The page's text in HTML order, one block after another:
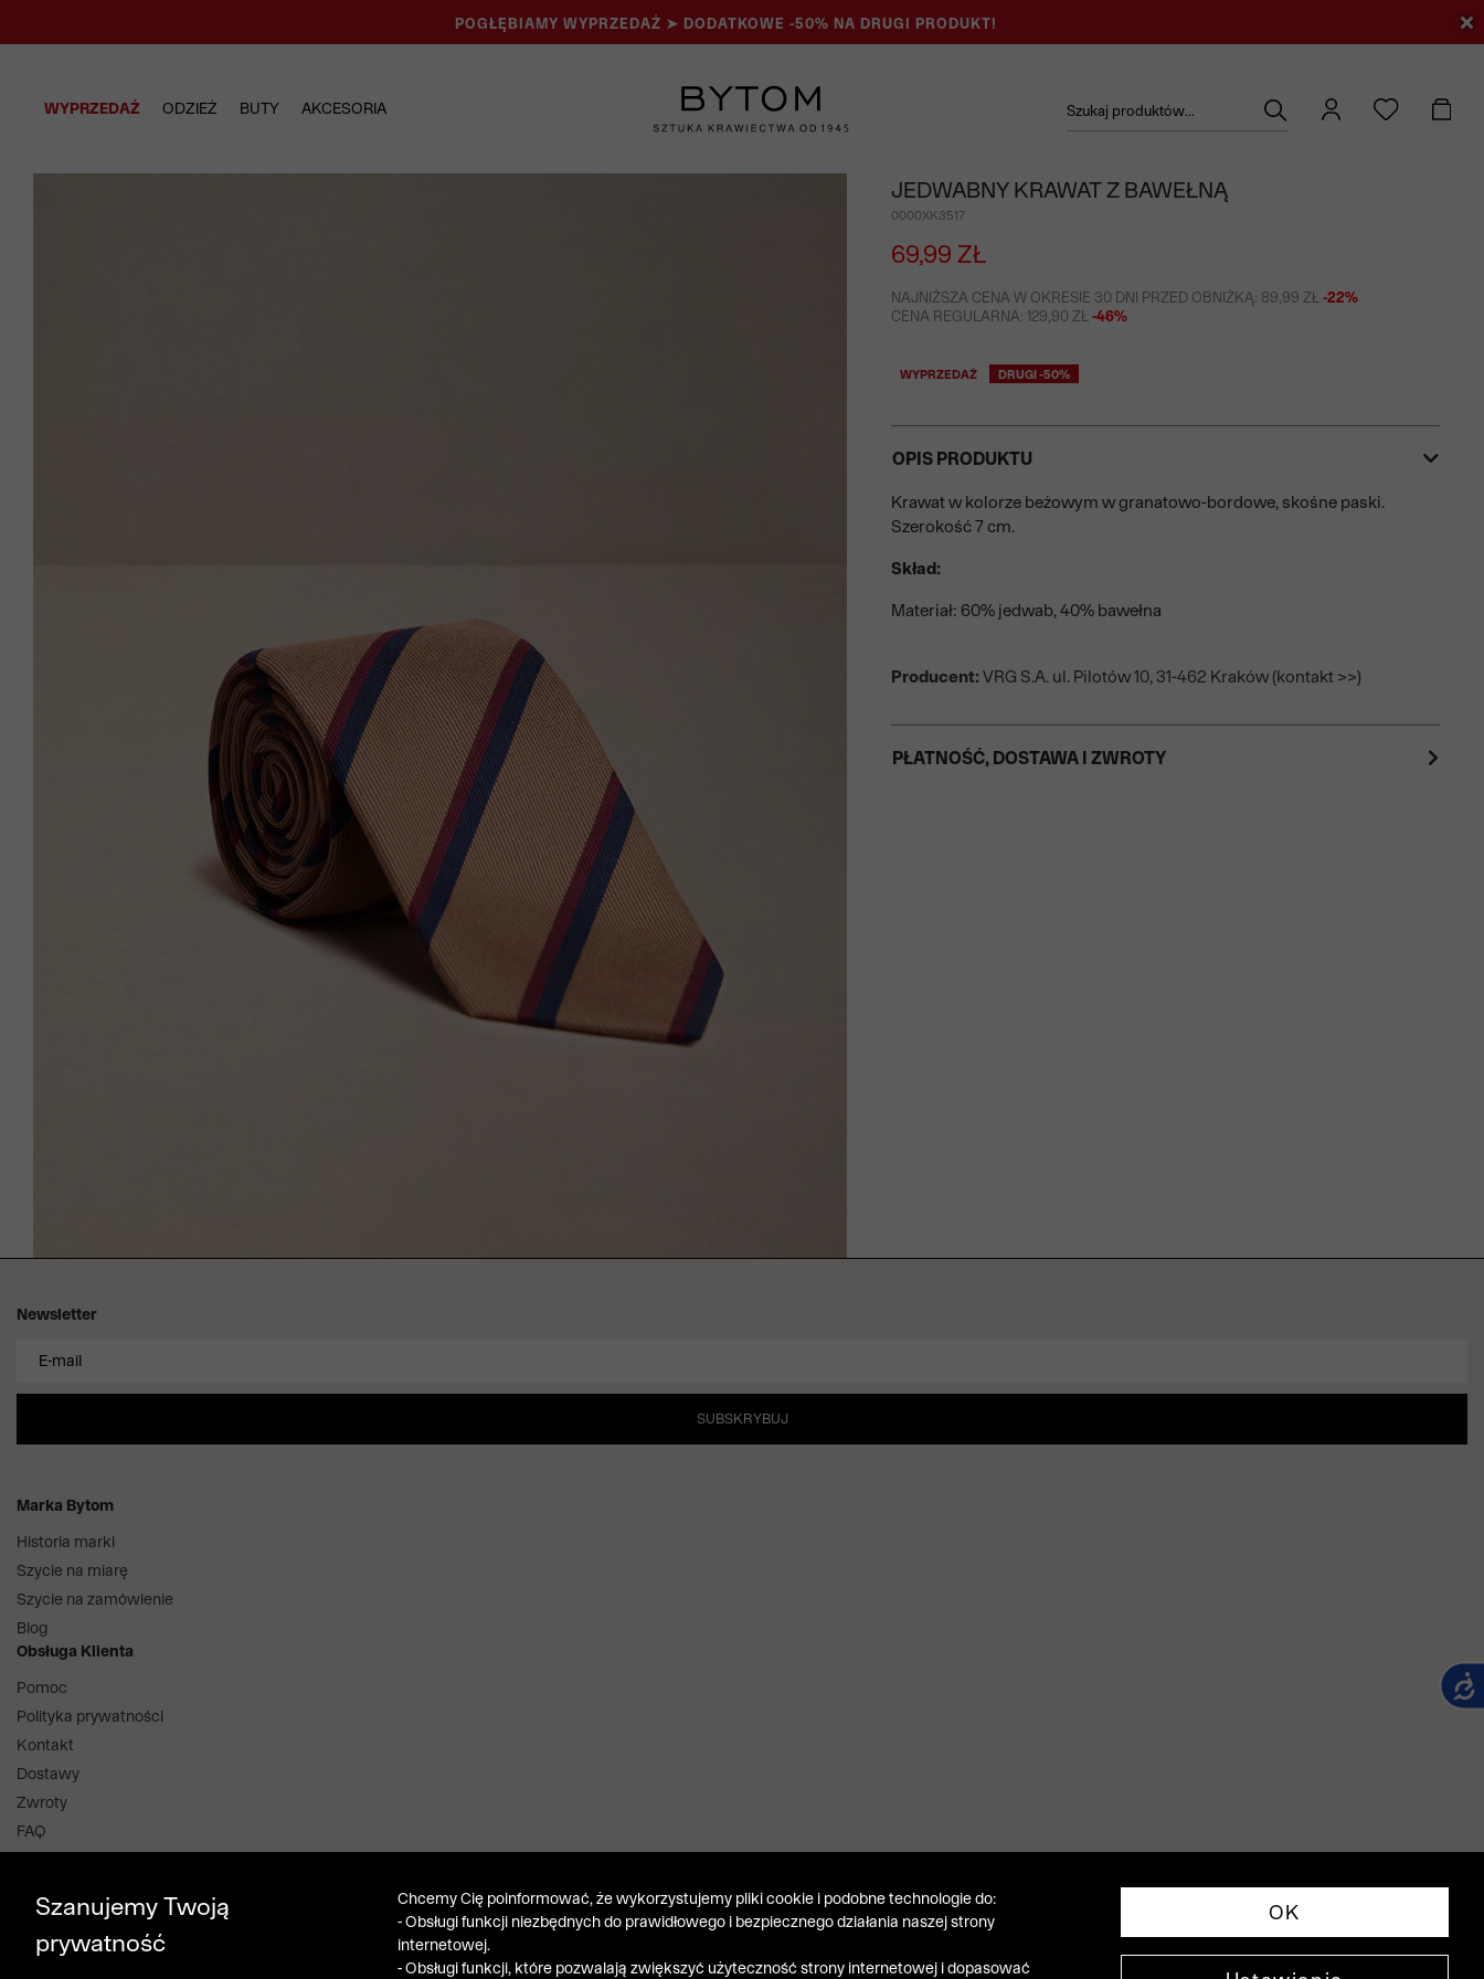
POGŁĘBIAMY WYPRZEDAŻ ➤ DODATKOWE -50% NA DRUGI PRODUKT!
WYPRZEDAŻ ODZIEŻ BUTY AKCESORIA Szukaj produktów...
JEDWABNY KRAWAT Z BAWEŁNĄ
0000XK3517
69,99 ZŁ
NAJNIŻSZA CENA W OKRESIE 30 DNI PRZED OBNIŻKĄ: 89,99 ZŁ -22%
CENA REGULARNA: 129,90 ZŁ -46%
WYPRZEDAŻ DRUGI -50%
OPIS PRODUKTU
Krawat w kolorze beżowym w granatowo-bordowe, skośne paski.
Szerokość 7 cm.
Skład:
Materiał: 60% jedwab, 40% bawełna
Producent: VRG S.A. ul. Pilotów 10, 31-462 Kraków (kontakt >>)
PŁATNOŚĆ, DOSTAWA I ZWROTY
Marka Bytom
Historia marki
Szycie na miarę
Szycie na zamówienie
Blog
Obsługa Klienta
Pomoc
Polityka prywatności
Kontakt
Dostawy
Zwroty
FAQ
Aplikacja i program lojalnościowy
Bytom Klub
Newsletter
Szanujemy Twoją
prywatność
Chcemy Cię poinformować, że wykorzystujemy pliki cookie i podobne technologie do:
- Obsługi funkcji niezbędnych do prawidłowego i bezpiecznego działania naszej strony
internetowej.
- Obsługi funkcji, które pozwalają zwiększyć użyteczność strony internetowej i dopasować
OK